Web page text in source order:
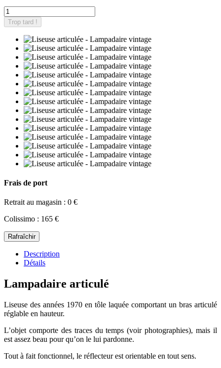
Trop tard !
Frais de port
Retrait au magasin : 0 €
Colissimo : 165 €
Description
Détails
Lampadaire articulé
Liseuse des années 1970 en tôle laquée comportant un bras articulé
réglable en hauteur.
L’objet comporte des traces du temps (voir photographies), mais il
est assez beau pour qu’on le lui pardonne.
Tout à fait fonctionnel, le réflecteur est orientable en tout sens.